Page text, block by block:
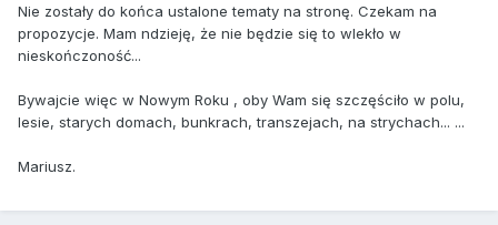
Nie zostały do końca ustalone tematy na stronę. Czekam na
propozycje. Mam ndzieję, że nie będzie się to wlekło w
nieskończoność...
Bywajcie więc w Nowym Roku , oby Wam się szczęściło w polu,
lesie, starych domach, bunkrach, transzejach, na strychach... ...
Mariusz.